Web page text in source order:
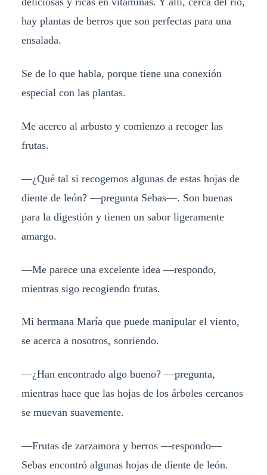
hay plantas de berros que son perfectas para una
ensalada.
Se de lo que habla, porque tiene una conexión
especial con las plantas.
Me acerco al arbusto y comienzo a recoger las
frutas.
—¿Qué tal si recogemos algunas de estas hojas de
diente de león? —pregunta Sebas—. Son buenas
para la digestión y tienen un sabor ligeramente
amargo.
—Me parece una excelente idea —respondo,
mientras sigo recogiendo frutas.
Mi hermana María que puede manipular el viento,
se acerca a nosotros, sonriendo.
—¿Han encontrado algo bueno? —pregunta,
mientras hace que las hojas de los árboles cercanos
se muevan suavemente.
—Frutas de zarzamora y berros —respondo—
Sebas encontró algunas hojas de diente de león.